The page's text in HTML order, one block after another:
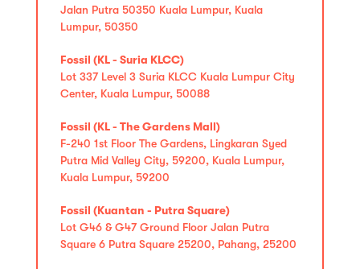
Jalan Putra 50350 Kuala Lumpur, Kuala
Lumpur, 50350
Fossil (KL - Suria KLCC)
Lot 337 Level 3 Suria KLCC Kuala Lumpur City
Center, Kuala Lumpur, 50088
Fossil (KL - The Gardens Mall)
F-240 1st Floor The Gardens, Lingkaran Syed
Putra Mid Valley City, 59200, Kuala Lumpur,
Kuala Lumpur, 59200
Fossil (Kuantan - Putra Square)
Lot G46 & G47 Ground Floor Jalan Putra
Square 6 Putra Square 25200, Pahang, 25200